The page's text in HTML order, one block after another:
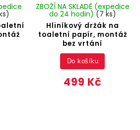
Hliníkový držák na
toaletní papír, montáž
bez vrtání
ZBOŽÍ NA SKLADĚ (expedice
do 24 hodin) (7 ks)
499 Kč
Do košíku